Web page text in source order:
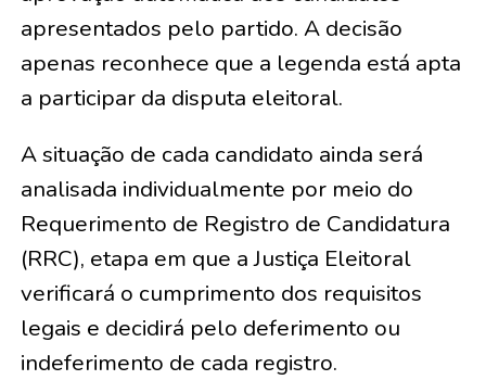
apresentados pelo partido. A decisão
apenas reconhece que a legenda está apta
a participar da disputa eleitoral.
A situação de cada candidato ainda será
analisada individualmente por meio do
Requerimento de Registro de Candidatura
(RRC), etapa em que a Justiça Eleitoral
verificará o cumprimento dos requisitos
legais e decidirá pelo deferimento ou
indeferimento de cada registro.